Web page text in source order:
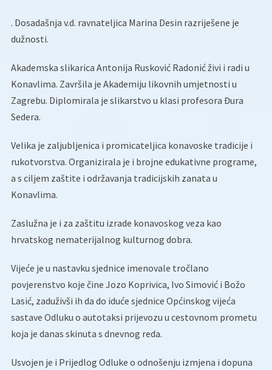
. Dosadašnja v.d. ravnateljica Marina Desin razriješene je
dužnosti.
Akademska slikarica Antonija Rusković Radonić živi i radi u
Konavlima. Završila je Akademiju likovnih umjetnosti u
Zagrebu. Diplomirala je slikarstvo u klasi profesora Đura
Sedera.
Velika je zaljubljenica i promicateljica konavoske tradicije i
rukotvorstva. Organizirala je i brojne edukativne programe,
a s ciljem zaštite i održavanja tradicijskih zanata u
Konavlima.
Zaslužna je i za zaštitu izrade konavoskog veza kao
hrvatskog nematerijalnog kulturnog dobra.
Vijeće je u nastavku sjednice imenovale tročlano
povjerenstvo koje čine Jozo Koprivica, Ivo Simović i Božo
Lasić, zaduživši ih da do iduće sjednice Općinskog vijeća
sastave Odluku o autotaksi prijevozu u cestovnom prometu
koja je danas skinuta s dnevnog reda.
Usvojen je i Prijedlog Odluke o odnošenju izmjena i dopuna